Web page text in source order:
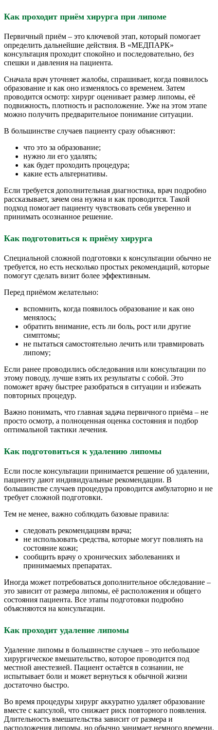
Как проходит приём хирурга при липоме
Первичный приём – это ключевой этап, который помогает
определить дальнейшие действия. В «МЕДПАРК»
консультация проходит спокойно и последовательно, без
спешки и давления на пациента.
Сначала врач уточняет жалобы, спрашивает, когда появилось
образование и как оно изменялось со временем. Затем
проводится осмотр: хирург оценивает размер липомы, её
подвижность, плотность и расположение. Уже на этом этапе
можно получить предварительное понимание ситуации.
В большинстве случаев пациенту сразу объясняют:
что это за образование;
нужно ли его удалять;
как будет проходить процедура;
какие есть альтернативы.
Если требуется дополнительная диагностика, врач подробно
рассказывает, зачем она нужна и как проводится. Такой
подход помогает пациенту чувствовать себя уверенно и
принимать осознанное решение.
Как подготовиться к приёму хирурга
Специальной сложной подготовки к консультации обычно не
требуется, но есть несколько простых рекомендаций, которые
помогут сделать визит более эффективным.
Перед приёмом желательно:
вспомнить, когда появилось образование и как оно
менялось;
обратить внимание, есть ли боль, рост или другие
симптомы;
не пытаться самостоятельно лечить или травмировать
липому;
Если ранее проводились обследования или консультации по
этому поводу, лучше взять их результаты с собой. Это
поможет врачу быстрее разобраться в ситуации и избежать
повторных процедур.
Важно понимать, что главная задача первичного приёма – не
просто осмотр, а полноценная оценка состояния и подбор
оптимальной тактики лечения.
Как подготовиться к удалению липомы
Если после консультации принимается решение об удалении,
пациенту дают индивидуальные рекомендации. В
большинстве случаев процедура проводится амбулаторно и не
требует сложной подготовки.
Тем не менее, важно соблюдать базовые правила:
следовать рекомендациям врача;
не использовать средства, которые могут повлиять на
состояние кожи;
сообщить врачу о хронических заболеваниях и
принимаемых препаратах.
Иногда может потребоваться дополнительное обследование –
это зависит от размера липомы, её расположения и общего
состояния пациента. Все этапы подготовки подробно
объясняются на консультации.
Как проходит удаление липомы
Удаление липомы в большинстве случаев – это небольшое
хирургическое вмешательство, которое проводится под
местной анестезией. Пациент остаётся в сознании, не
испытывает боли и может вернуться к обычной жизни
достаточно быстро.
Во время процедуры хирург аккуратно удаляет образование
вместе с капсулой, что снижает риск повторного появления.
Длительность вмешательства зависит от размера и
расположения липомы, но обычно занимает немного времени.